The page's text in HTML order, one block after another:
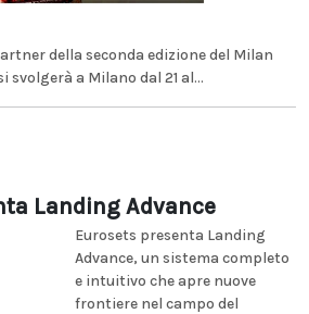
della seconda edizione del Milan
svolgerà a Milano dal 21 al...
Landing Advance
Eurosets presenta Landing
Advance, un sistema completo
e intuitivo che apre nuove
frontiere nel campo del